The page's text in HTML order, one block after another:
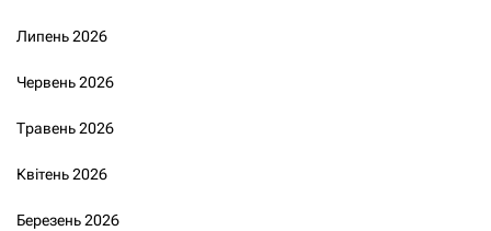
Липень 2026
Червень 2026
Травень 2026
Квітень 2026
Березень 2026